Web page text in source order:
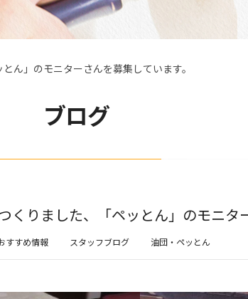
ん」のモニターさんを募集しています。
ブログ
くりました、「ペッとん」のモニタ
すすめ情報 スタッフブログ 油団・ペッとん